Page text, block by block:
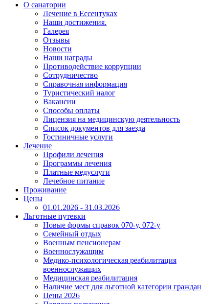
О санатории
Лечение в Ессентуках
Наши достижения.
Галерея
Отзывы
Новости
Наши награды
Противодействие коррупции
Сотрудничество
Справочная информация
Туристический налог
Вакансии
Способы оплаты
Лицензия на медицинскую деятельность
Список документов для заезда
Гостиничные услуги
Лечение
Профили лечения
Программы лечения
Платные медуслуги
Лечебное питание
Проживание
Цены
01.01.2026 - 31.03.2026
Льготные путевки
Новые формы справок 070-у, 072-у
Семейный отдых
Военным пенсионерам
Военнослужащим
Медико-психологическая реабилитация
военнослужащих
Медицинская реабилитация
Наличие мест для льготной категории граждан
Цены 2026